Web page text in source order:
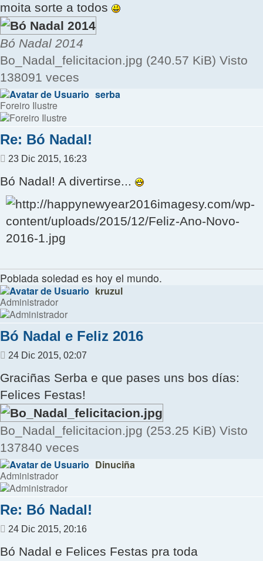
moita sorte a todos
Bó Nadal 2014
Bo_Nadal_felicitacion.jpg (240.57 KiB) Visto
138091 veces
serba
Foreiro Ilustre
Re: Bó Nadal!
Mensaje
23 Dic 2015, 16:23
Bó Nadal! A divertirse...
Poblada soledad es hoy el mundo.
kruzul
Administrador
Bó Nadal e Feliz 2016
Mensaje
24 Dic 2015, 02:07
Graciñas Serba e que pases uns bos días:
Felices Festas!
Bo_Nadal_felicitacion.jpg (253.25 KiB) Visto
137840 veces
Dinuciña
Administrador
Re: Bó Nadal!
Mensaje
24 Dic 2015, 20:16
Bó Nadal e Felices Festas pra toda